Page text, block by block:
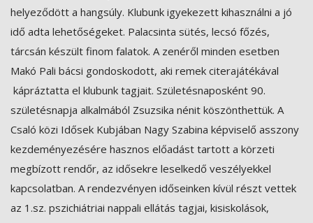
helyeződött a hangsúly. Klubunk igyekezett kihasználni a jó
idő adta lehetőségeket. Palacsinta sütés, lecsó főzés,
tárcsán készült finom falatok. A zenéről minden esetben
Makó Pali bácsi gondoskodott, aki remek citerajátékával
kápráztatta el klubunk tagjait. Születésnaposként 90.
születésnapja alkalmából Zsuzsika nénit köszönthettük. A
Csaló közi Idősek Kubjában Nagy Szabina képviselő asszony
kezdeményezésére hasznos előadást tartott a körzeti
megbízott rendőr, az idősekre leselkedő veszélyekkel
kapcsolatban. A rendezvényen időseinken kívül részt vettek
az 1.sz. pszichiátriai nappali ellátás tagjai, kisiskolások,